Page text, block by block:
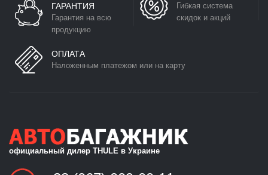
ГАРАНТИЯ
Гарантия на всю
продукцию
Гибкая система
скидок и акций
ОПЛАТА
Наложенным платежом или на карту
официальный дилер THULE в Украине